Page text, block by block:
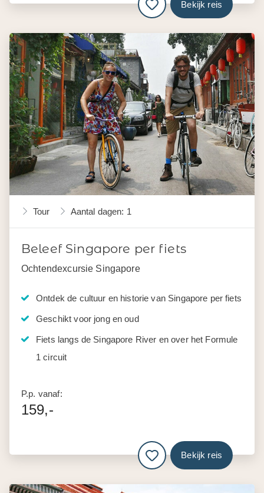
Bekijk reis
Tour Aantal dagen: 1
Beleef Singapore per fiets
Ochtendexcursie Singapore
Ontdek de cultuur en historie van Singapore per fiets
Geschikt voor jong en oud
Fiets langs de Singapore River en over het Formule
1 circuit
P.p. vanaf:
159,-
Bekijk reis